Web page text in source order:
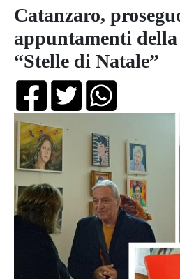
Catanzaro,
appuntamenti
“Stelle di Natale”